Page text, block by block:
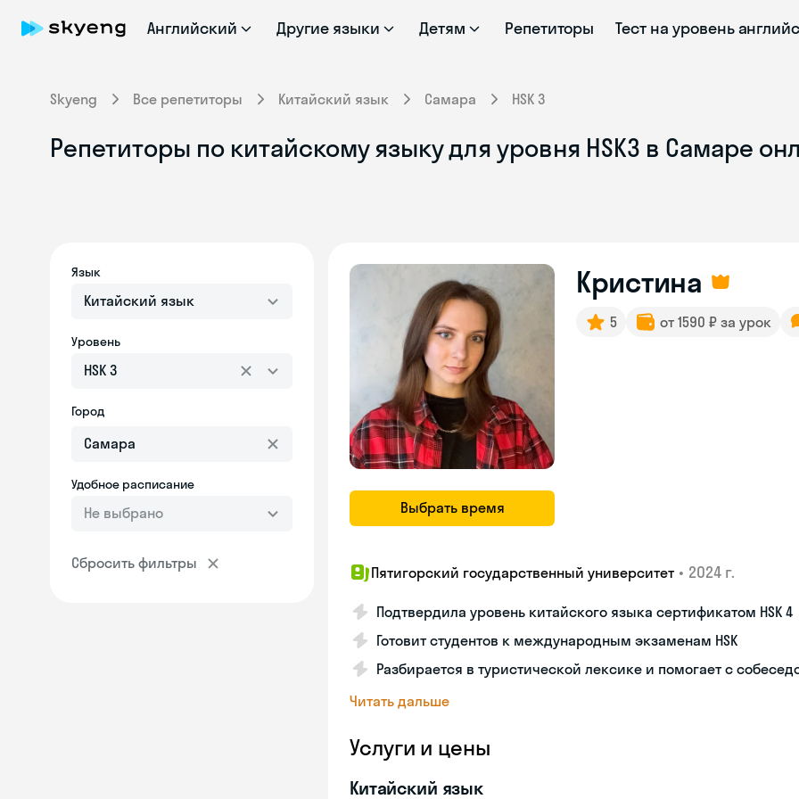
Английский Другие языки Детям Репетиторы Тест на уровень
Skyeng Все репетиторы Китайский язык Самара HSK 3
Репетиторы по китайскому языку для уровня HSK3 в Самаре
Язык
Китайский язык
Уровень
HSK 3
Город
Удобное расписание
Не выбрано
Сбросить фильтры
Выбрать время
Кристина
5 от 1590 ₽ за урок
Пятигорский государственный университет • 2024 г.
Подтвердила уровень китайского языка сертификатом HSK 4
Готовит студентов к международным экзаменам HSK
Разбирается в туристической лексике и помогает с
Читать дальше
Услуги и цены
Китайский язык